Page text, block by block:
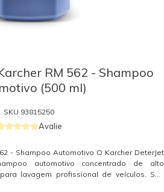
RM 562 - Shampoo
(500 ml)
SKU 93815250
Avalie
- Shampoo Automotivo O Karcher DeterJet
automotivo concentrado de alto
lavagem profissional de veículos. Sua
difíceis com eficiência e deixa uma